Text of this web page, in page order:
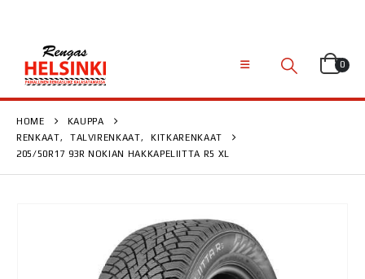
0
HOME
KAUPPA
RENKAAT, TALVIRENKAAT,
KITKARENKAAT
205/50R17 93R NOKIAN HAKKAPELIITTA R5 XL